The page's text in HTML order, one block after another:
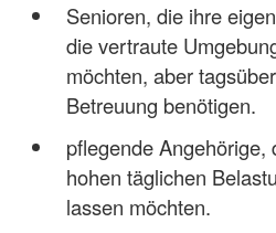
Senioren, die ihre
die vertraute
möchten, aber
Betreuung benötigen.
pflegende Angehörige,
hohen täglichen
lassen möchten.